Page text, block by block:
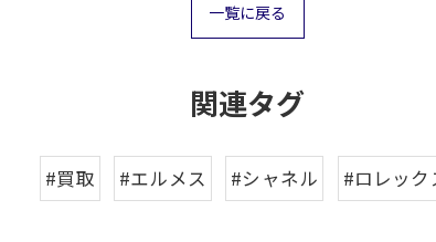
一覧に戻る
関連タグ
#買取 #エルメス #シャネル #ロレック